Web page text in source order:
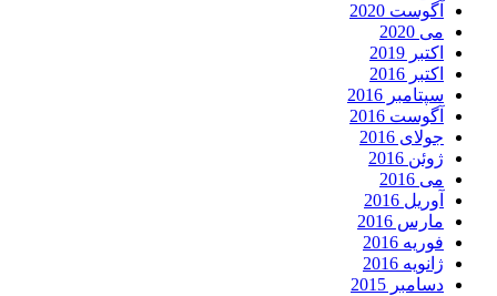
آگوست 2020
می 2020
اکتبر 2019
اکتبر 2016
سپتامبر 2016
آگوست 2016
جولای 2016
ژوئن 2016
می 2016
آوریل 2016
مارس 2016
فوریه 2016
ژانویه 2016
دسامبر 2015